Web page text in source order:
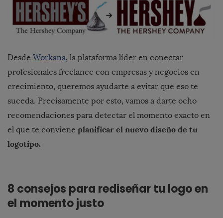
Desde Workana, la plataforma líder en conectar
profesionales freelance con empresas y negocios en
crecimiento, queremos ayudarte a evitar que eso te
suceda. Precisamente por esto, vamos a darte ocho
recomendaciones para detectar el momento exacto en
el que te conviene planificar el nuevo diseño de tu
logotipo.
8 consejos para rediseñar tu logo en
el momento justo